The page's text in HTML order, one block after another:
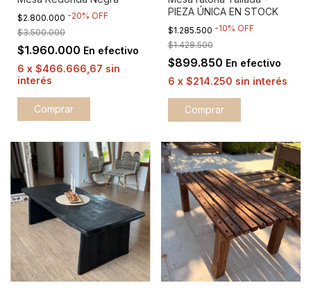
$2.800.000 -20% OFF
$3.500.000
$1.960.000 En efectivo
6 x $466.666,67 sin
interés
PIEZA ÚNICA EN STOCK
$1.285.500 -10% OFF
$1.428.500
$899.850 En efectivo
6 x $214.250 sin interés